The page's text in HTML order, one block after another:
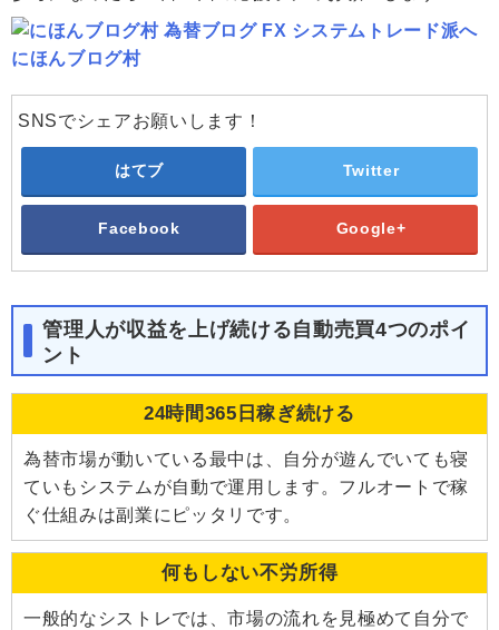
にほんブログ村
SNSでシェアお願いします！
はてブ Twitter
Facebook Google+
管理人が収益を上げ続ける自動売買4つのポイ
ント
24時間365日稼ぎ続ける
為替市場が動いている最中は、自分が遊んでいても寝
ていもシステムが自動で運用します。フルオートで稼
ぐ仕組みは副業にピッタリです。
何もしない不労所得
一般的なシストレでは、市場の流れを見極めて自分で